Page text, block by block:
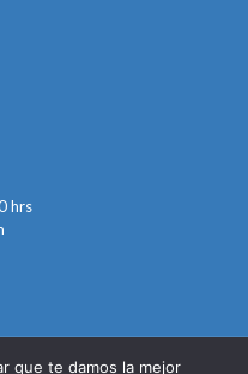
hrs
que te damos la mejor